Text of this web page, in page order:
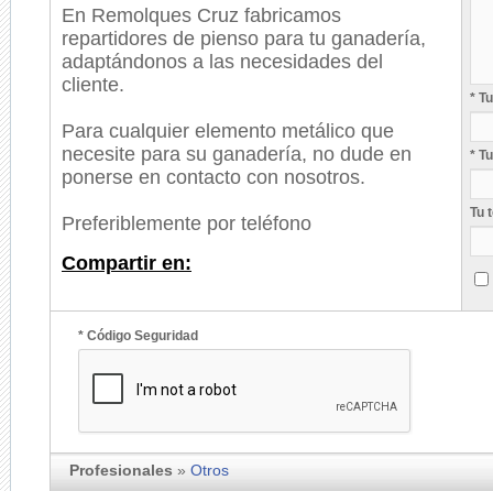
En Remolques Cruz fabricamos
repartidores de pienso para tu ganadería,
adaptándonos a las necesidades del
cliente.
Para cualquier elemento metálico que
necesite para su ganadería, no dude en
ponerse en contacto con nosotros.
Preferiblemente por teléfono
Compartir en:
*
*
Tu
* Código Seguridad
Profesionales » Otros